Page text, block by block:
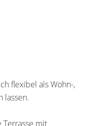
flexibel als Wohn-,
lassen.
Terrasse mit